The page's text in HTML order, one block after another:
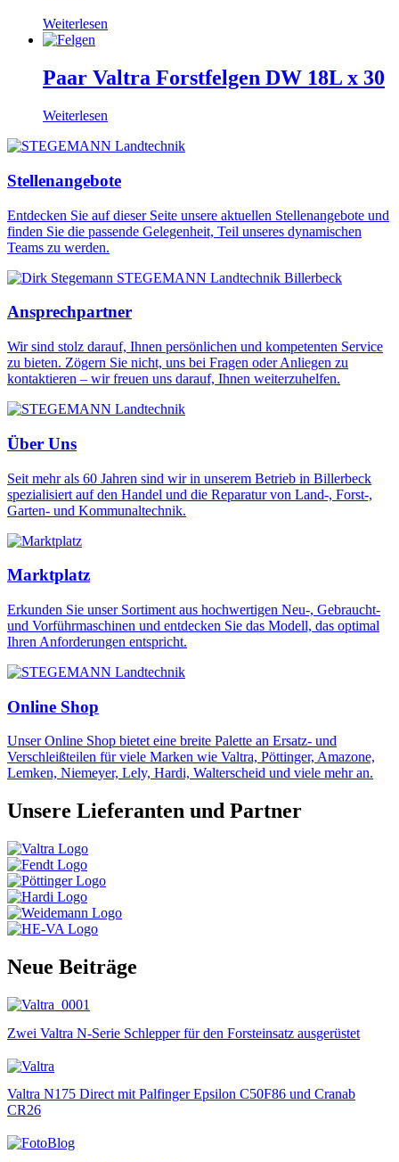
Weiterlesen
Paar Valtra Forstfelgen DW 18L x 30
Weiterlesen
Stellenangebote
Entdecken Sie auf dieser Seite unsere aktuellen Stellenangebote und
finden Sie die passende Gelegenheit, Teil unseres dynamischen
Teams zu werden.
Ansprechpartner
Wir sind stolz darauf, Ihnen persönlichen und kompetenten Service
zu bieten. Zögern Sie nicht, uns bei Fragen oder Anliegen zu
kontaktieren – wir freuen uns darauf, Ihnen weiterzuhelfen.
Über Uns
Seit mehr als 60 Jahren sind wir in unserem Betrieb in Billerbeck
spezialisiert auf den Handel und die Reparatur von Land-, Forst-,
Garten- und Kommunaltechnik.
Marktplatz
Erkunden Sie unser Sortiment aus hochwertigen Neu-, Gebraucht-
und Vorführmaschinen und entdecken Sie das Modell, das optimal
Ihren Anforderungen entspricht.
Online Shop
Unser Online Shop bietet eine breite Palette an Ersatz- und
Verschleißteilen für viele Marken wie Valtra, Pöttinger, Amazone,
Lemken, Niemeyer, Lely, Hardi, Walterscheid und viele mehr an.
Unsere Lieferanten und Partner
Neue Beiträge
Zwei Valtra N-Serie Schlepper für den Forsteinsatz ausgerüstet
Valtra N175 Direct mit Palfinger Epsilon C50F86 und Cranab
CR26